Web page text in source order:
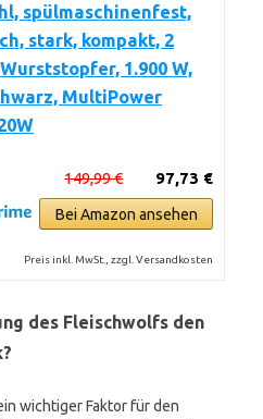
spülmaschinenfest,
stark, kompakt, 2
1.900 W,
MultiPower
97,73 €
149,99 €
Bei Amazon ansehen
Preis inkl. MwSt., zzgl. Versandkosten
des Fleischwolfs den
wichtiger Faktor für den